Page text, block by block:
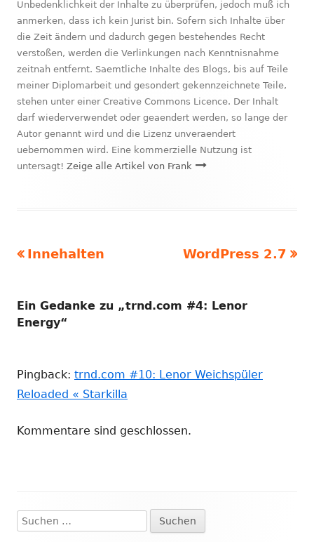
Unbedenklichkeit der Inhalte zu überprüfen, jedoch muß ich
anmerken, dass ich kein Jurist bin. Sofern sich Inhalte über
die Zeit ändern und dadurch gegen bestehendes Recht
verstoßen, werden die Verlinkungen nach Kenntnisnahme
zeitnah entfernt. Saemtliche Inhalte des Blogs, bis auf Teile
meiner Diplomarbeit und gesondert gekennzeichnete Teile,
stehen unter einer Creative Commons Licence. Der Inhalt
darf wiederverwendet oder geaendert werden, so lange der
Autor genannt wird und die Lizenz unveraendert
uebernommen wird. Eine kommerzielle Nutzung ist
untersagt! Zeige alle Artikel von Frank
Beitragsnavigation
Vorheriger
Innehalten
Nächster
WordPress 2.7
Ein Gedanke zu „trnd.com #4: Lenor
Energy“
Pingback: trnd.com #10: Lenor Weichspüler
Reloaded « Starkilla
Kommentare sind geschlossen.
Haupt-
Suchen
nach: